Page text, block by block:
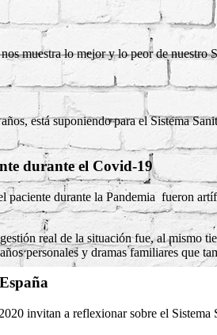
muestra lo mejor y lo peor de
está suponiendo para el Sistema
durante el Covid-19
durante la Pandemia fueron
real de la situación fue, al mismo
personales y dramas familiares que
invitan a reflexionar sobre el